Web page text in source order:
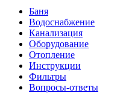
Баня
Водоснабжение
Канализация
Оборудование
Отопление
Инструкции
Фильтры
Вопросы-ответы